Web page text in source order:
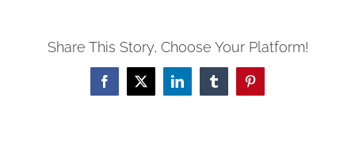
Share This Story, Choose Your Platform!
Facebook
X LinkedInTumblrPinterest